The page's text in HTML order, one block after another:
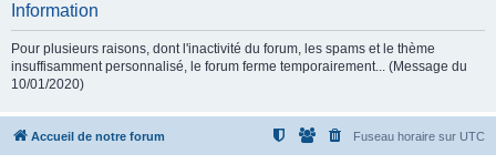
Information
Pour plusieurs raisons, dont l'inactivité du forum, les spams et le thème
insuffisamment personnalisé, le forum ferme temporairement... (Message du
10/01/2020)
Accueil de notre forum Fuseau horaire sur UTC